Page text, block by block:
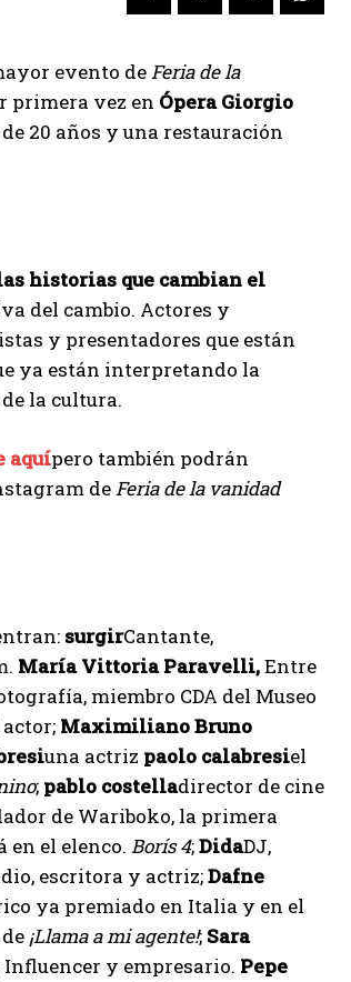
evento deFeria de la
primera vez en Ópera Giorgio
20 años y una restauración
historias que cambian el
del cambio. Actores y
y presentadores que están
ya están interpretando la
la cultura.
aquípero también podrán
deFeria de la vanidad
surgirCantante,
María Vittoria Paravelli,Entre
miembro CDA del Museo
Maximiliano Bruno
una actriz paolo calabresiel
; pablo costelladirector de cine
de Wariboko, la primera
en el elenco. Borís 4;DidaDJ,
escritora y actriz;Dafne
ya premiado en Italia y en el
¡Llama a mi agente!; Sara
Influencer y empresario. Pepe